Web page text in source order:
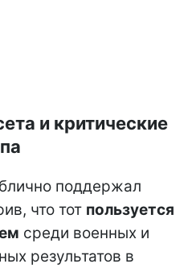
и критические
поддержал
что тот пользуется
среди военных и
результатов в